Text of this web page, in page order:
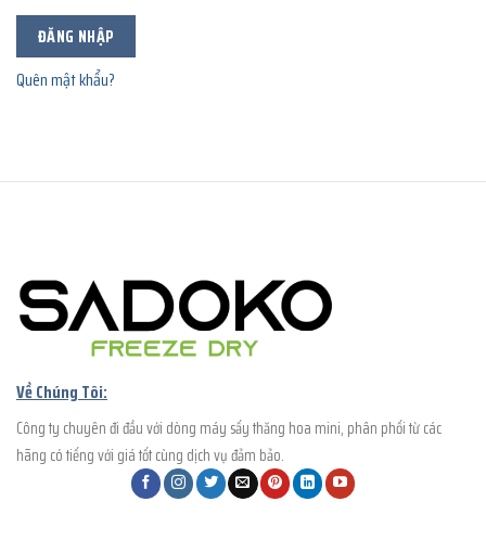
ĐĂNG NHẬP
Quên mật khẩu?
Về Chúng Tôi:
Công ty chuyên đi đầu với dòng máy sấy thăng hoa mini, phân phối từ các
hãng có tiếng với giá tốt cùng dịch vụ đảm bảo.